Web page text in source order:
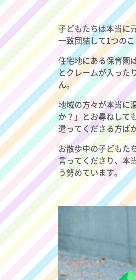
子どもたちは本当に
一致団結して1つの
住宅地にある保育園
とクレームが入った
ん。
地域の方々が本当に
か？」とお尋ねして
遣ってくださる方ば
お散歩中の子どもた
言ってくださり、本
う努めています。